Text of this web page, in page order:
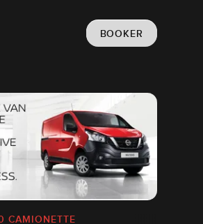
BOOKER
CAMIONETTE